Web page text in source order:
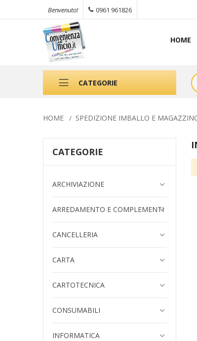
Benvenuto! 0961 961826
HOME
CATEGORIE
HOME SPEDIZIONE IMBALLO E
CATEGORIE
ARCHIVIAZIONE
ARREDAMENTO E COMPLEMENTI
CANCELLERIA
CARTA
CARTOTECNICA
CONSUMABILI
INFORMATICA